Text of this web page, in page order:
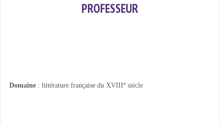
PROFESSEUR
Domaine: littérature française du XVIIIesiècle